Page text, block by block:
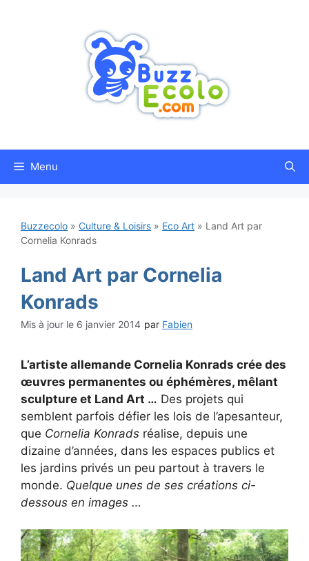
Menu
Buzzecolo » Culture & Loisirs » Eco Art » Land Art par
Cornelia Konrads
Land Art par Cornelia
Konrads
6 janvier 2014 par Fabien
L’artiste allemande Cornelia Konrads crée des
œuvres permanentes ou éphémères, mêlant
sculpture et Land Art … Des projets qui
semblent parfois défier les lois de l’apesanteur,
que Cornelia Konrads réalise, depuis une
dizaine d’années, dans les espaces publics et
les jardins privés un peu partout à travers le
monde. Quelque unes de ses créations ci-
dessous en images …